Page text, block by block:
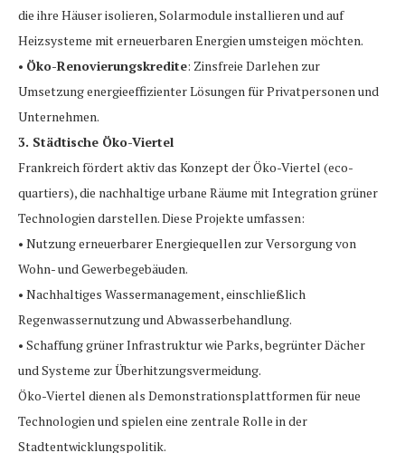
die ihre Häuser isolieren, Solarmodule installieren und auf
Heizsysteme mit erneuerbaren Energien umsteigen möchten.
• Öko-Renovierungskredite: Zinsfreie Darlehen zur
Umsetzung energieeffizienter Lösungen für Privatpersonen und
Unternehmen.
3. Städtische Öko-Viertel
Frankreich fördert aktiv das Konzept der Öko-Viertel (eco-
quartiers), die nachhaltige urbane Räume mit Integration grüner
Technologien darstellen. Diese Projekte umfassen:
• Nutzung erneuerbarer Energiequellen zur Versorgung von
Wohn- und Gewerbegebäuden.
• Nachhaltiges Wassermanagement, einschließlich
Regenwassernutzung und Abwasserbehandlung.
• Schaffung grüner Infrastruktur wie Parks, begrünter Dächer
und Systeme zur Überhitzungsvermeidung.
Öko-Viertel dienen als Demonstrationsplattformen für neue
Technologien und spielen eine zentrale Rolle in der
Stadtentwicklungspolitik.